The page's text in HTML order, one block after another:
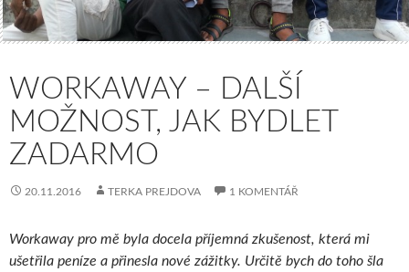
WORKAWAY – DALŠÍ
MOŽNOST, JAK BYDLET
ZADARMO
20.11.2016 TERKA PREJDOVA 1 KOMENTÁŘ
Workaway pro mě byla docela příjemná zkušenost, která mi
ušetřila peníze a přinesla nové zážitky. Určitě bych do toho šla